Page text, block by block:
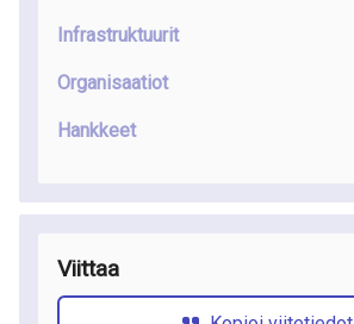
Infrastruktuurit
Organisaatiot
Hankkeet
Viittaa